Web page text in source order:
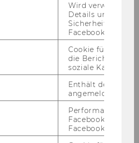
on your own independent
(i.e. dissertation/PhD) and
in a young, and
around Associate
Altzinger
areas that are close to
Institute Economic
programmes offered by the
Wird verwendet,
Details und
Facebook-Kontos
Cookie für
die
soziale
Enthält den
angemeldeten
Performance-
Facebook in
Facebook-Pixel